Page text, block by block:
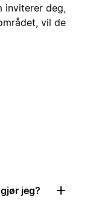
inviterer deg,
vil de
jeg?